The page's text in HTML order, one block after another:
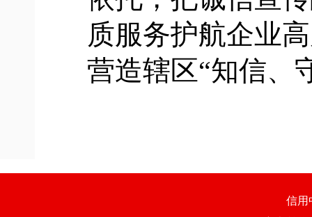
质服务护航企业
营造辖区“知信、
信用